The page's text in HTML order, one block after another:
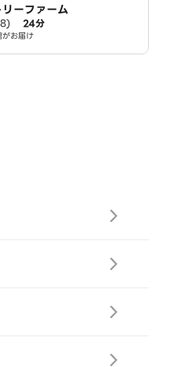
ーファーム
24分
がお届け